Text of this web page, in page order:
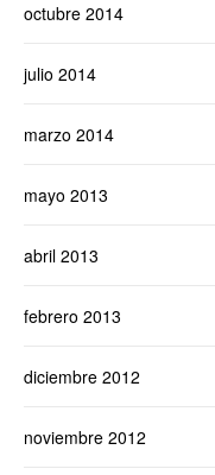
octubre 2014
julio 2014
marzo 2014
mayo 2013
abril 2013
febrero 2013
diciembre 2012
noviembre 2012